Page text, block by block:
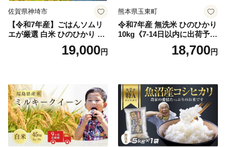
佐賀県神埼市
【令和7年産】ごはんソムリ
エが厳選 白米 ひのひかり 10
米 10kg 5kg×2 ひのひかり ブ
19,000円
熊本県玉東町
令和7年産 無洗米 ひのひかり
10kg《7-14日以内に出荷予定
(土日祝除く)》コメ 米 無洗米
令和7年産 高レビュー｜人気
18,700円